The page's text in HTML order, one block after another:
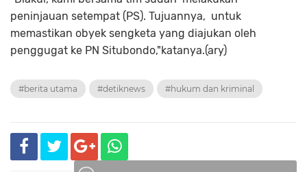
peninjauan setempat (PS). Tujuannya, untuk
memastikan obyek sengketa yang diajukan oleh
penggugat ke PN Situbondo,"katanya.(ary)
#berita utama #detiknews #hukum dan kriminal